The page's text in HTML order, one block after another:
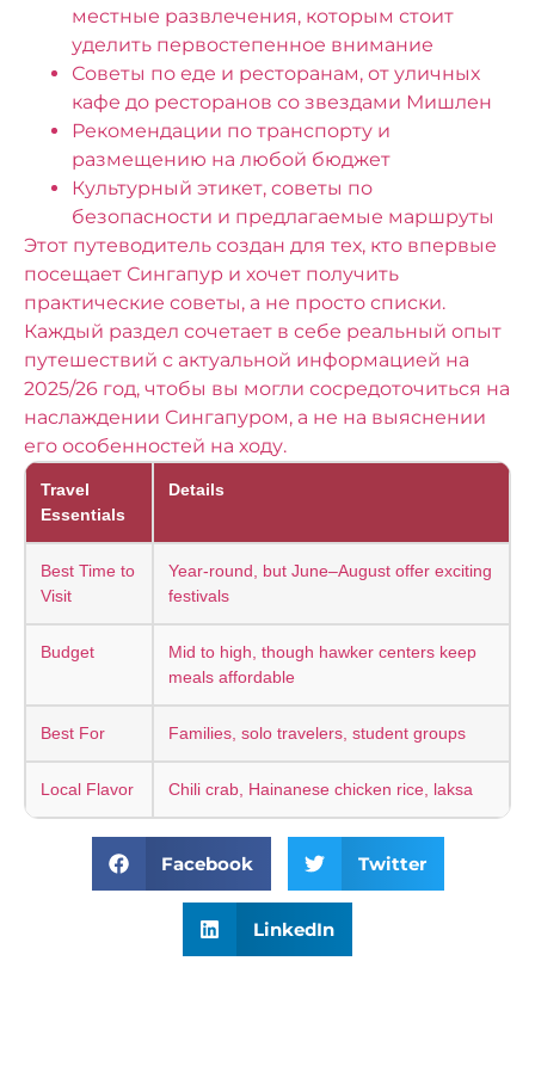
местные развлечения, которым стоит
уделить первостепенное внимание
Советы по еде и ресторанам, от уличных
кафе до ресторанов со звездами Мишлен
Рекомендации по транспорту и
размещению на любой бюджет
Культурный этикет, советы по
безопасности и предлагаемые маршруты
Этот путеводитель создан для тех, кто впервые
посещает Сингапур и хочет получить
практические советы, а не просто списки.
Каждый раздел сочетает в себе реальный опыт
путешествий с актуальной информацией на
2025/26 год, чтобы вы могли сосредоточиться на
наслаждении Сингапуром, а не на выяснении
его особенностей на ходу.
Travel
Essentials
Details
Best Time to
Visit
Year-round, but June–August offer exciting
festivals
Budget
Mid to high, though hawker centers keep
meals affordable
Best For Families, solo travelers, student groups
Local Flavor Chili crab, Hainanese chicken rice, laksa
Facebook Twitter
LinkedIn